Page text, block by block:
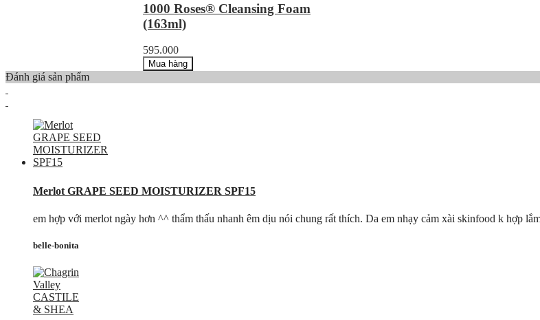
1000 Roses® Cleansing Foam
(163ml)
595.000
Mua hàng
Đánh giá sản phẩm
Merlot GRAPE SEED MOISTURIZER SPF15
em hợp với merlot ngày hơn ^^ thẩm thấu nhanh êm dịu nói chung rất thích. Da em nhạy cảm xài skinfood k hợp
belle-bonita